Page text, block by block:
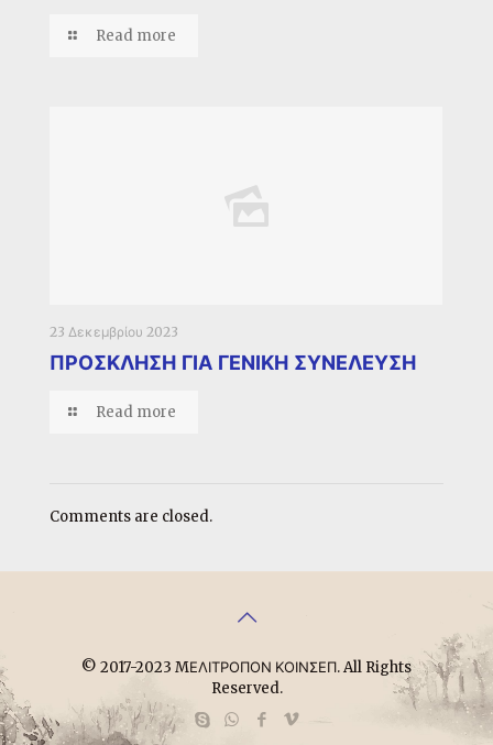
Read more
23 Δεκεμβρίου 2023
ΠΡΟΣΚΛΗΣΗ ΓΙΑ ΓΕΝΙΚΗ ΣΥΝΕΛΕΥΣΗ
Read more
Comments are closed.
© 2017-2023 MΕΛΙΤΡΟΠΟΝ ΚΟΙΝΣΕΠ. All Rights
Reserved.